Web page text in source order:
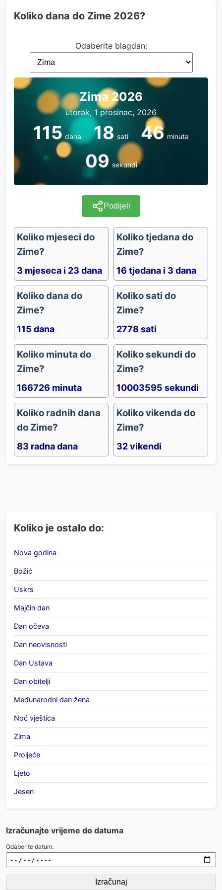
Koliko dana do Zime 2026?
Odaberite blagdan:
Zima 2026
utorak, 1 prosinac, 2026
115 dana 18 sati 46 minuta
09 sekundi
Podijeli
Koliko mjeseci do
Zime?
3 mjeseca i 23 dana
Koliko tjedana do
Zime?
16 tjedana i 3 dana
Koliko dana do
Zime?
115 dana
Koliko sati do
Zime?
2778 sati
Koliko minuta do
Zime?
166726 minuta
Koliko sekundi do
Zime?
10003595 sekundi
Koliko radnih dana
do Zime?
83 radna dana
Koliko vikenda do
Zime?
32 vikendi
Koliko je ostalo do:
Nova godina
Božić
Uskrs
Majčin dan
Dan očeva
Dan neovisnosti
Dan Ustava
Dan obitelji
Međunarodni dan žena
Noć vještica
Zima
Proljeće
Ljeto
Jesen
Izračunajte vrijeme do datuma
Odaberite datum:
Izračunaj